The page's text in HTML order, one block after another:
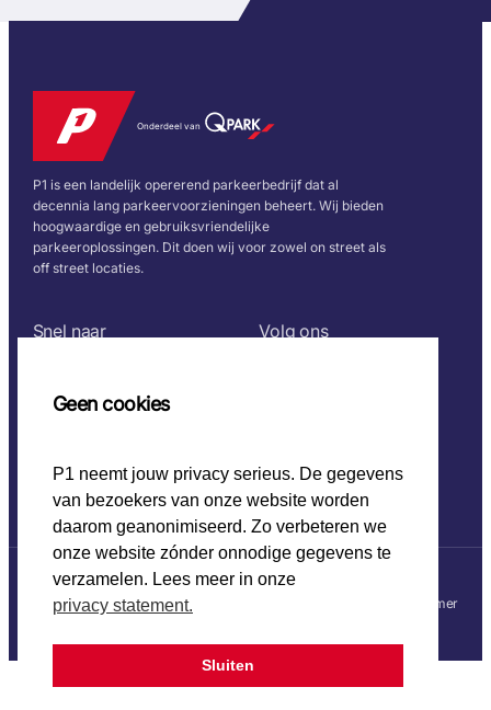
Geen cookies
P1 neemt jouw privacy serieus. De gegevens
van bezoekers van onze website worden
daarom geanonimiseerd. Zo verbeteren we
onze website zónder onnodige gegevens te
verzamelen. Lees meer in onze
privacy statement.
Sluiten
Onderdeel van
P1 is een landelijk opererend parkeerbedrijf dat al
decennia lang parkeervoorzieningen beheert. Wij bieden
hoogwaardige en gebruiksvriendelijke
parkeeroplossingen. Dit doen wij voor zowel on street als
off street locaties.
Snel naar
Home
CO2 beleid
Volg ons
Disclaimer